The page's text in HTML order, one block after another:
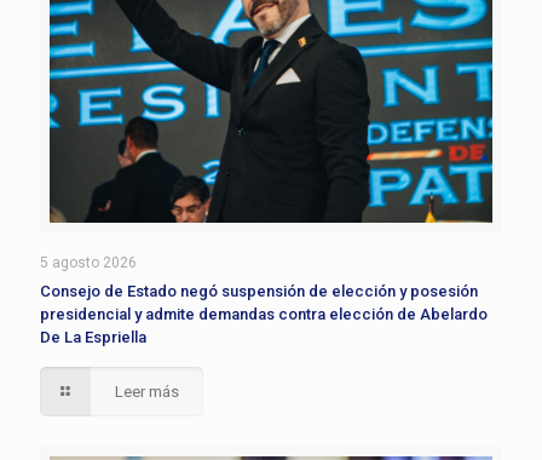
5 agosto 2026
Consejo de Estado negó suspensión de elección y posesión
presidencial y admite demandas contra elección de Abelardo
De La Espriella
Leer más